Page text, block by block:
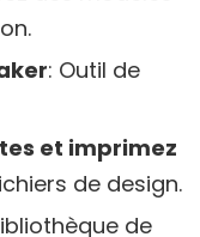
: Outil de
et imprimez
de design.
de